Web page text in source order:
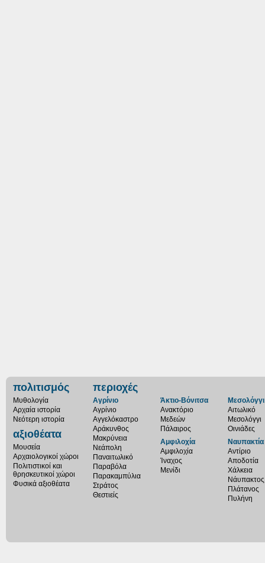
πολιτισμός
Μυθολογία
Αρχαία ιστορία
Νεότερη ιστορία
αξιοθέατα
Μουσεία
Αρχαιολογικοί χώροι
Πολιτιστικοί και
θρησκευτικοί χώροι
Φυσικά αξιοθέατα
περιοχές
Αγρίνιο
Αγρίνιο
Αγγελόκαστρο
Αράκυνθος
Μακρύνεια
Νεάπολη
Παναιτωλικό
Παραβόλα
Παρακαμπύλια
Στράτος
Θεστιείς
Άκτιο-Βόνιτσα
Ανακτόριο
Μεδεών
Πάλαιρος
Αμφιλοχία
Αμφιλοχία
Ίναχος
Μενίδι
Μεσολόγγι
Αιτωλικό
Μεσολόγγι
Οινιάδες
Ναυπακτία
Αντίριο
Αποδοτία
Χάλκεια
Νάυπακτος
Πλάτανος
Πυλήνη